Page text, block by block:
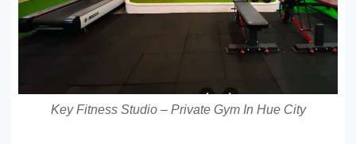
Key Fitness Studio – Private Gym In Hue City